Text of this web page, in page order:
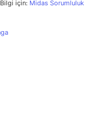
için: Midas Sorumluluk